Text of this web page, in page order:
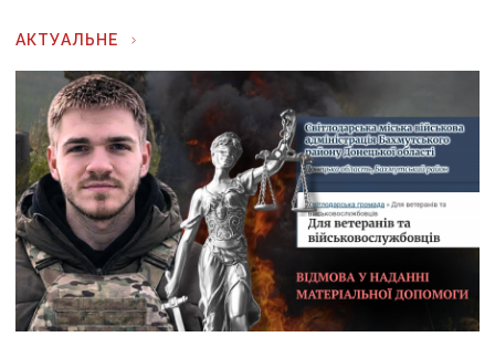
АКТУАЛЬНЕ